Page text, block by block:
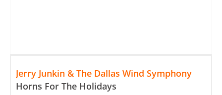
Jerry Junkin & The Dallas Wind Symphony
Horns For The Holidays